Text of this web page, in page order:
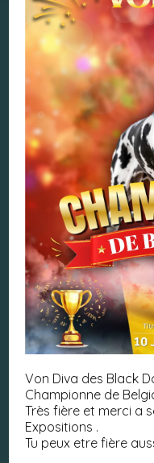
Von Diva des Black
Championne de
Très fière et merci a
Expositions .
Tu peux etre fière